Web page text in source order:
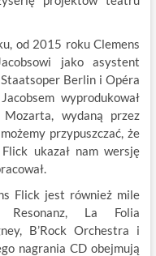
od 2015 roku Clemens
jako asystent
Berlin i Opéra
wyprodukował
wydaną przez
przypuszczać, że
ukazał nam wersję
Flick jest również mile
Resonanz, La Folia
B’Rock Orchestra i
nagrania CD obejmują